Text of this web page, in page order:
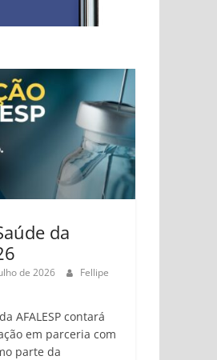
da
de 2026
Fellipe
AFALESP contará
em parceria com
parte da